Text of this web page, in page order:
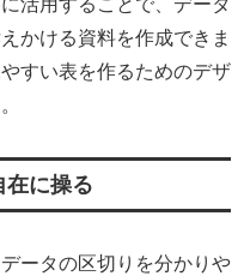
活用することで、データ
かける資料を作成できま
すい表を作るためのデザ
在に操る
ータの区切りを分かりや